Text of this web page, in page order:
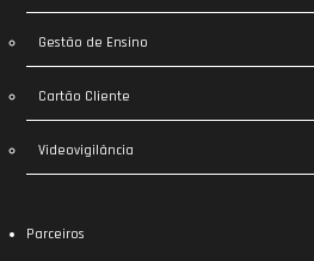
Gestão de Ensino
Cartão Cliente
Videovigilância
Parceiros